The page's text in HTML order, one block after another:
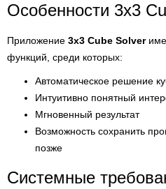
Особенности 3x3
Приложение 3x3 Cube Solver
функций, среди которых:
Автоматическое решение
Интуитивно понятный
Мгновенный результат
Возможность сохранить
позже
Системные